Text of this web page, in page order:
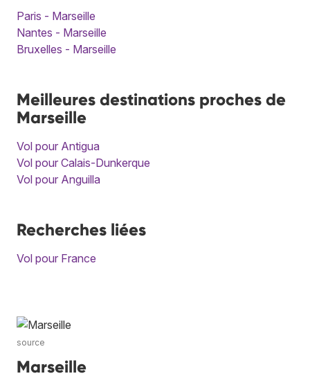
Paris - Marseille
Nantes - Marseille
Bruxelles - Marseille
Meilleures destinations proches de
Marseille
Vol pour Antigua
Vol pour Calais-Dunkerque
Vol pour Anguilla
Recherches liées
Vol pour France
source
Marseille